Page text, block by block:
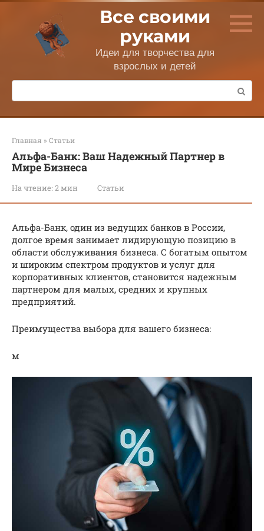
Перейти
контенту
Все своими
руками
Идеи для творчества для
взрослых и детей
Поиск:
Главная » Статьи
Альфа-Банк: Ваш Надежный Партнер в
Мире Бизнеса
На чтение: 2 мин Статьи
Альфа-Банк, один из ведущих банков в России,
долгое время занимает лидирующую позицию в
области обслуживания бизнеса. С богатым опытом
и широким спектром продуктов и услуг для
корпоративных клиентов, становится надежным
партнером для малых, средних и крупных
предприятий.
Преимущества выбора для вашего бизнеса:
м